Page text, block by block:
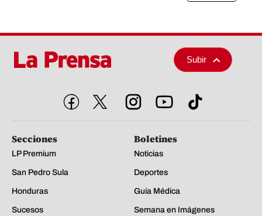
Subir
Secciones
LP Premium
San Pedro Sula
Honduras
Sucesos
Boletines
Noticias
Deportes
Guía Médica
Semana en Imágenes